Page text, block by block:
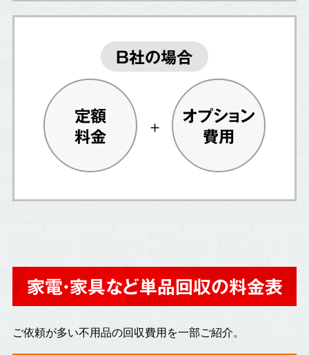
B社の場合
定額
料金
オプション
費用
家電・家具など単品回収の料金表
ご依頼が多い不用品の回収費用を一部ご紹介。